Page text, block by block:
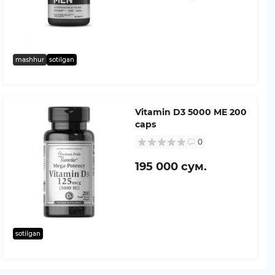
mashhur sotilgan
sotilgan
Vitamin D3 5000 ME 200
caps
0
195 000 сум.